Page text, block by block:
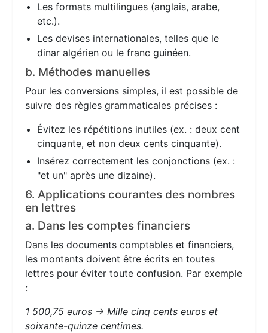
Les formats multilingues (anglais, arabe,
etc.).
Les devises internationales, telles que le
dinar algérien ou le franc guinéen.
b. Méthodes manuelles
Pour les conversions simples, il est possible de
suivre des règles grammaticales précises :
Évitez les répétitions inutiles (ex. : deux cent
cinquante, et non deux cents cinquante).
Insérez correctement les conjonctions (ex. :
"et un" après une dizaine).
6. Applications courantes des nombres
en lettres
a. Dans les comptes financiers
Dans les documents comptables et financiers,
les montants doivent être écrits en toutes
lettres pour éviter toute confusion. Par exemple
:
1 500,75 euros → Mille cinq cents euros et
soixante-quinze centimes.